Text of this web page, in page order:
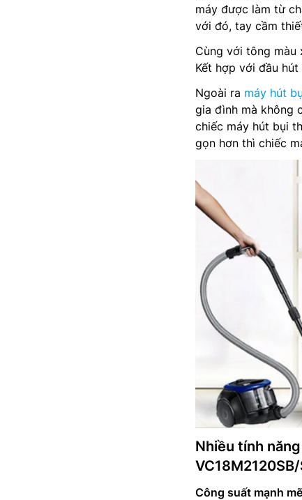
máy được làm từ
với đó, tay cầm
Cùng với tông màu
Kết hợp với đầu
Ngoài ra máy hút
gia đình mà không
chiếc máy hút bụi
gọn hơn thì chiếc
Nhiều tính
Công suất mạnh mẽ